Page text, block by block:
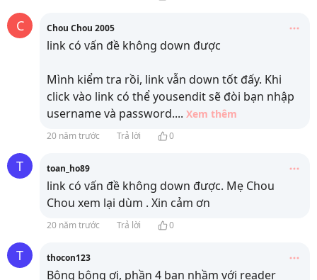
C Chou Chou 2005
link có vấn đề không down được
Mình kiểm tra rồi, link vẫn down tốt đấy. Khi
click vào link có thể yousendit sẽ đòi bạn nhập
username và password.... Xem thêm
20 năm trước Trả lời 0
T toan_ho89
link có vấn đề không down được. Mẹ Chou
Chou xem lại dùm . Xin cảm ơn
20 năm trước Trả lời 0
T thocon123
Bông bông ơi, phần 4 bạn nhầm với reader